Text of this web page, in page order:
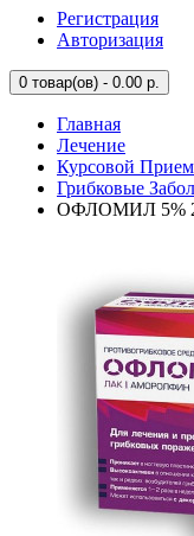
Регистрация
Авторизация
0 товар(ов) - 0.00 р.
Главная
Лечение
Курсовой
Грибковые
ОФЛОМИЛ 5%